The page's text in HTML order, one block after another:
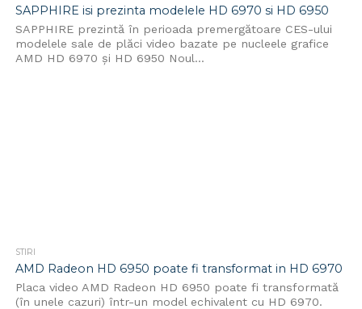
SAPPHIRE isi prezinta modelele HD 6970 si HD 6950
SAPPHIRE prezintă în perioada premergătoare CES-ului
modelele sale de plăci video bazate pe nucleele grafice
AMD HD 6970 și HD 6950 Noul...
STIRI
AMD Radeon HD 6950 poate fi transformat in HD 6970
Placa video AMD Radeon HD 6950 poate fi transformată
(în unele cazuri) într-un model echivalent cu HD 6970.